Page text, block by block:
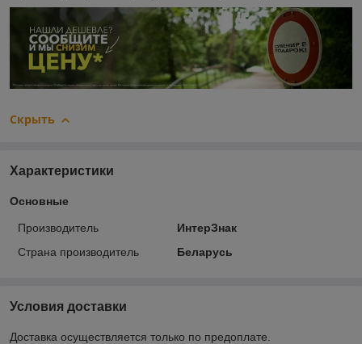
Скрыть
Характеристики
Основные
Производитель
ИнтерЗнак
Страна производитель
Беларусь
Условия доставки
Доставка осуществляется только по предоплате.